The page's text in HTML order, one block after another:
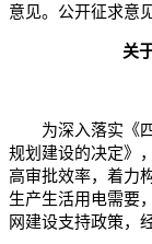
意见。公开征求意
关
为深入落实《
规划建设的决定》
高审批效率，着力
生产生活用电需要
网建设支持政策，